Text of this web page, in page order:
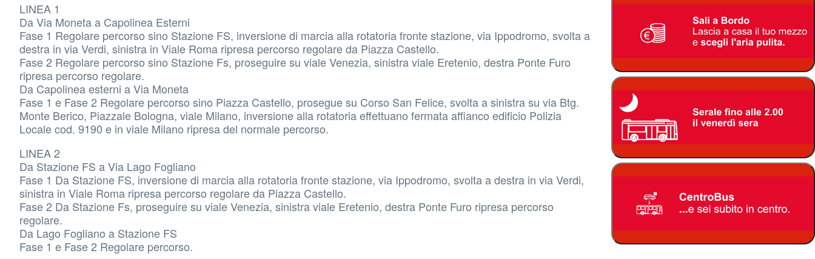
LINEA 1
Da Via Moneta a Capolinea Esterni
Fase 1 Regolare percorso sino Stazione FS, inversione di marcia alla rotatoria fronte stazione, via Ippodromo, svolta a
destra in via Verdi, sinistra in Viale Roma ripresa percorso regolare da Piazza Castello.
Fase 2 Regolare percorso sino Stazione Fs, proseguire su viale Venezia, sinistra viale Eretenio, destra Ponte Furo
ripresa percorso regolare.
Da Capolinea esterni a Via Moneta
Fase 1 e Fase 2 Regolare percorso sino Piazza Castello, prosegue su Corso San Felice, svolta a sinistra su via Btg.
Monte Berico, Piazzale Bologna, viale Milano, inversione alla rotatoria effettuano fermata affianco edificio Polizia
Locale cod. 9190 e in viale Milano ripresa del normale percorso.
LINEA 2
Da Stazione FS a Via Lago Fogliano
Fase 1 Da Stazione FS, inversione di marcia alla rotatoria fronte stazione, via Ippodromo, svolta a destra in via Verdi,
sinistra in Viale Roma ripresa percorso regolare da Piazza Castello.
Fase 2 Da Stazione Fs, proseguire su viale Venezia, sinistra viale Eretenio, destra Ponte Furo ripresa percorso
regolare.
Da Lago Fogliano a Stazione FS
Fase 1 e Fase 2 Regolare percorso.